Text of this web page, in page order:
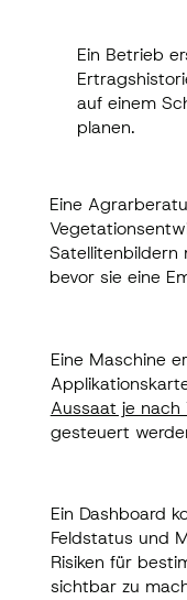
Ein Betrieb
auf einem
bevor sie
Eine
Aussaat je
gesteuert
Ein
Feldstatus
Risiken für
sichtbar zu
Ein Betrieb
auf einem
planen.
Eine
Satellitenbildern
bevor sie eine
Eine Maschine
Aussaat je nach
gesteuert
Ein Dashboard
Feldstatus und
Risiken für
sichtbar zu